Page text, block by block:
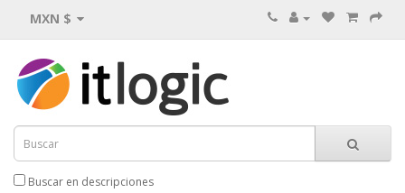
MXN $
Buscar en descripciones